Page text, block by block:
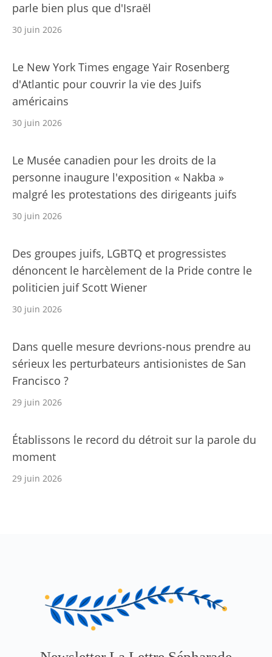
parle bien plus que d'Israël
30 juin 2026
Le New York Times engage Yair Rosenberg
d'Atlantic pour couvrir la vie des Juifs
américains
30 juin 2026
Le Musée canadien pour les droits de la
personne inaugure l'exposition « Nakba »
malgré les protestations des dirigeants juifs
30 juin 2026
Des groupes juifs, LGBTQ et progressistes
dénoncent le harcèlement de la Pride contre le
politicien juif Scott Wiener
30 juin 2026
Dans quelle mesure devrions-nous prendre au
sérieux les perturbateurs antisionistes de San
Francisco ?
29 juin 2026
Établissons le record du détroit sur la parole du
moment
29 juin 2026